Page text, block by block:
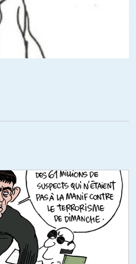
20h02
donnant raison, cela recadre la
conventionnelle.
451, je suis content, je vous
ou pas…
niveau?
la récupération politique,
déçu du contenu du site (peut
années de lecture